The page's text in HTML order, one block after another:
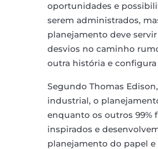
oportunidades e
serem administrados,
planejamento deve
desvios no caminho
outra história e
Segundo Thomas
industrial, o
enquanto os outros 99%
inspirados e
planejamento do papel